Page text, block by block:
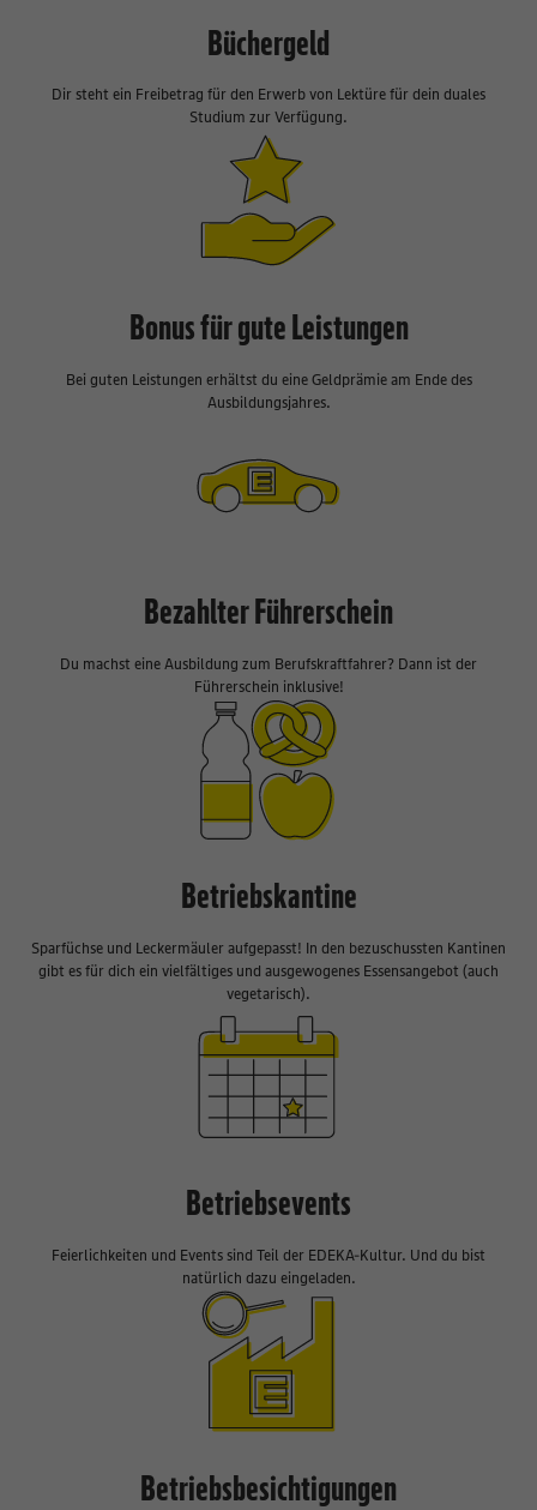
Büchergeld
Dir steht ein Freibetrag für den Erwerb von Lektüre für dein duales
Studium zur Verfügung.
Bonus für gute Leistungen
Bei guten Leistungen erhältst du eine Geldprämie am Ende des
Ausbildungsjahres.
Bezahlter Führerschein
Du machst eine Ausbildung zum Berufskraftfahrer? Dann ist der
Führerschein inklusive!
Betriebskantine
Sparfüchse und Leckermäuler aufgepasst! In den bezuschussten Kantinen
gibt es für dich ein vielfältiges und ausgewogenes Essensangebot (auch
vegetarisch).
Betriebsevents
Feierlichkeiten und Events sind Teil der EDEKA-Kultur. Und du bist
natürlich dazu eingeladen.
Betriebsbesichtigungen